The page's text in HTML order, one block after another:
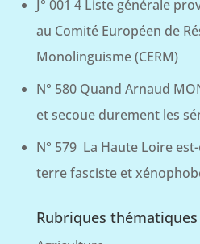
J° 001 4 Liste générale
au Comité Européen de
Monolinguisme (CERM)
N° 580 Quand Arnaud
et secoue durement les
N° 579 La Haute Loire
terre fasciste et
Rubriques thématiques